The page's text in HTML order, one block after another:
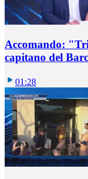
Accomando:
capitano del
01:28